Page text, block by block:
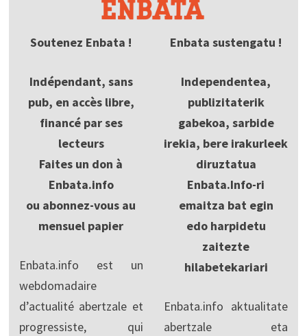
Soutenez Enbata !
Indépendant, sans
pub, en accès libre,
financé par ses
lecteurs
Faites un don à
Enbata.info
ou abonnez-vous au
mensuel papier
Enbata.info est un
webdomadaire
d’actualité abertzale et
progressiste, qui
Enbata sustengatu !
Independentea,
publizitaterik
gabekoa, sarbide
irekia, bere irakurleek
diruztatua
Enbata.Info-ri
emaitza bat egin
edo harpidetu
zaitezte
hilabetekariari
Enbata.info aktualitate
abertzale eta